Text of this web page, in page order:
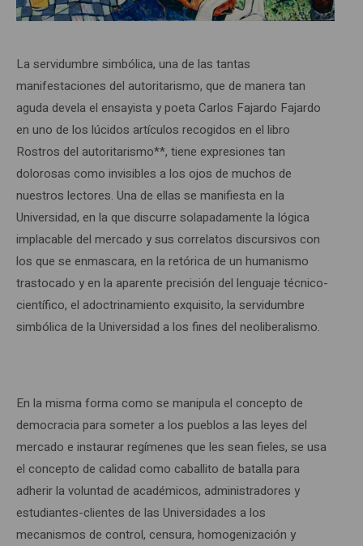
La servidumbre simbólica, una de las tantas
manifestaciones del autoritarismo, que de manera tan
aguda devela el ensayista y poeta Carlos Fajardo Fajardo
en uno de los lúcidos artículos recogidos en el libro
Rostros del autoritarismo**, tiene expresiones tan
dolorosas como invisibles a los ojos de muchos de
nuestros lectores. Una de ellas se manifiesta en la
Universidad, en la que discurre solapadamente la lógica
implacable del mercado y sus correlatos discursivos con
los que se enmascara, en la retórica de un humanismo
trastocado y en la aparente precisión del lenguaje técnico-
científico, el adoctrinamiento exquisito, la servidumbre
simbólica de la Universidad a los fines del neoliberalismo.
En la misma forma como se manipula el concepto de
democracia para someter a los pueblos a las leyes del
mercado e instaurar regímenes que les sean fieles, se usa
el concepto de calidad como caballito de batalla para
adherir la voluntad de académicos, administradores y
estudiantes-clientes de las Universidades a los
mecanismos de control, censura, homogenización y